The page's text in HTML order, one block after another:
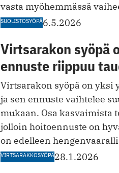
vasta myöhemmässä
SUOLISTOSYÖPÄ6.5.2026
Virtsarakon syöpä
ennuste riippuu
Virtsarakon syöpä on yksi
ja sen ennuste vaihtelee
mukaan. Osa kasvaimista
jolloin hoitoennuste on
on edelleen
VIRTSARAKKOSYÖPÄ28.1.2026